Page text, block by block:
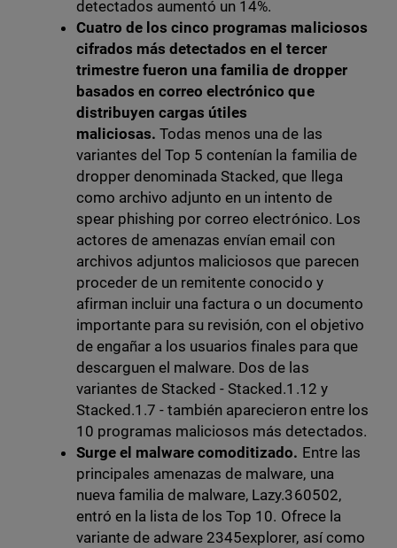
detectados aumentó un 14%.
Cuatro de los cinco programas maliciosos
cifrados más detectados en el tercer
trimestre fueron una familia de dropper
basados en correo electrónico que
distribuyen cargas útiles
maliciosas.Todas menos una de las
variantes del Top 5 contenían la familia de
dropper denominada Stacked, que llega
como archivo adjunto en un intento de
spear phishing por correo electrónico. Los
actores de amenazas envían email con
archivos adjuntos maliciosos que parecen
proceder de un remitente conocido y
afirman incluir una factura o un documento
importante para su revisión, con el objetivo
de engañar a los usuarios finales para que
descarguen el malware. Dos de las
variantes de Stacked - Stacked.1.12 y
Stacked.1.7 - también aparecieron entre los
10 programas maliciosos más detectados.
Surge el malware comoditizado. Entre las
principales amenazas de malware, una
nueva familia de malware, Lazy.360502,
entró en la lista de los Top 10. Ofrece la
variante de adware 2345explorer, así como